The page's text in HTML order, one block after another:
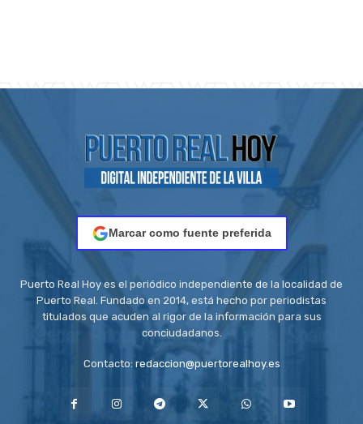
Marcar como fuente preferida
Puerto Real Hoy es el periódico independiente de la localidad de
Puerto Real. Fundado en 2014, está hecho por periodistas
titulados que acuden al rigor de la información para sus
conciudadanos.
Contacto: redaccion@puertorealhoy.es